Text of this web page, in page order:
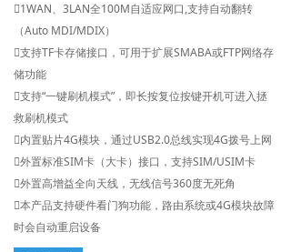
1WAN、3LAN全100M自适应网口,支持自动翻转
（Auto MDI/MDIX）
支持TF卡存储接口，可用于扩展SMABA或FTP网络存
储功能
支持“一键刷机模式”，即长按复位按键开机可进入拯
救刷机模式
内置贴片4G模块，通过USB2.0总线实现4G拨号上网
外置标准SIM卡（大卡）接口，支持SIM/USIM卡
外置高增益全向天线，无线信号360度无死角
本产品支持硬件看门狗功能，路由系统或4G模块故障
时会自动重启设备